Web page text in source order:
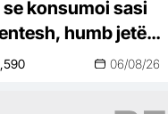
konsumoi sasi
humb jetën
06/08/26